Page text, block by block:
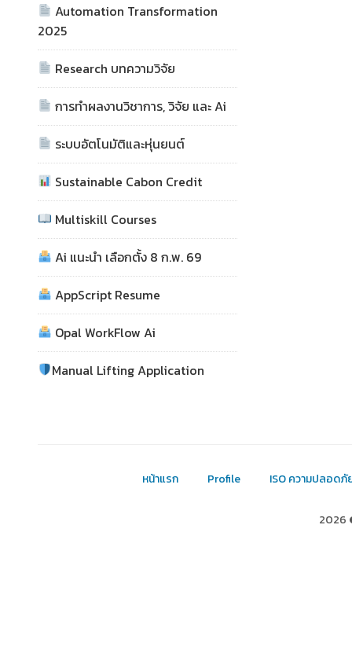
Automation Transformation
2025
Research บทความวิจัย
การทำผลงานวิชาการ, วิจัย และ Ai
ระบบอัตโนมัติและหุ่นยนต์
Sustainable Cabon Credit
Multiskill Courses
Ai แนะนำ เลือกตั้ง 8 ก.พ. 69
AppScript Resume
Opal WorkFlow Ai
Manual Lifting Application
หน้าแรก Profile ISO ความปลอดภั
2026